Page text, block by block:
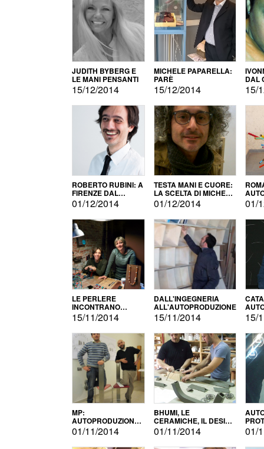
JUDITH BYBERG E
LE MANI PENSANTI
15/12/2014
MICHELE PAPARELLA:
PARÈ
15/12/2014
DAL
15/
ROBERTO RUBINI: A
FIRENZE DAL
PRODOTTO ALLA
PROMOZIONE
01/12/2014
TESTA MANI E CUORE:
LA SCELTA DI MICHELE
BARBERIO
01/12/2014 01/
LE PERLERE
INCONTRANO
L'AUTOPRODUZIONE
15/11/2014
DALL'INGEGNERIA
ALL'AUTOPRODUZIONE
15/11/2014 15/
MP:
AUTOPRODUZIONE
E INNOVAZIONE
01/11/2014
BHUMI, LE
CERAMICHE, IL DESIGN
E L'AUTOPRODUZIONE
01/11/2014 01/